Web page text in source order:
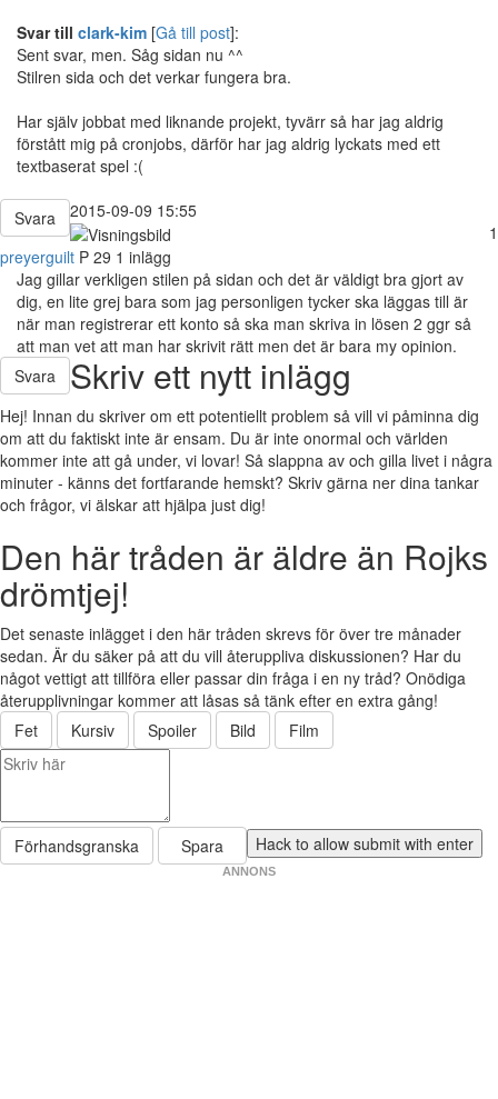
Svar till clark-kim [Gå till post]:
Sent svar, men. Såg sidan nu ^^
Stilren sida och det verkar fungera bra.
Har själv jobbat med liknande projekt, tyvärr så har jag aldrig
förstått mig på cronjobs, därför har jag aldrig lyckats med ett
textbaserat spel :(
Svara
2015-09-09 15:55
1
preyerguilt P 29 1 inlägg
Jag gillar verkligen stilen på sidan och det är väldigt bra gjort av
dig, en lite grej bara som jag personligen tycker ska läggas till är
när man registrerar ett konto så ska man skriva in lösen 2 ggr så
att man vet att man har skrivit rätt men det är bara my opinion.
Svara
Skriv ett nytt inlägg
Hej! Innan du skriver om ett potentiellt problem så vill vi påminna dig
om att du faktiskt inte är ensam. Du är inte onormal och världen
kommer inte att gå under, vi lovar! Så slappna av och gilla livet i några
minuter - känns det fortfarande hemskt? Skriv gärna ner dina tankar
och frågor, vi älskar att hjälpa just dig!
Den här tråden är äldre än Rojks
drömtjej!
Det senaste inlägget i den här tråden skrevs för över tre månader
sedan. Är du säker på att du vill återuppliva diskussionen? Har du
något vettigt att tillföra eller passar din fråga i en ny tråd? Onödiga
återupplivningar kommer att låsas så tänk efter en extra gång!
Fet
Kursiv Spoiler Bild Film
Förhandsgranska Spara
ANNONS